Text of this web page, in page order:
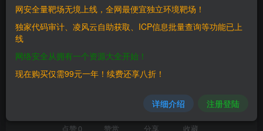
THE END
喜欢就支持一下吧
点赞 0 赞赏 分享 收藏
网安全量靶场无境上线，全网最便宜独立环境靶场！
独家代码审计、凌风云自助获取、ICP信息批量查询等功能已上
线
网络安全从拥有一个资源大全开始！
现在购买仅需99元一年！续费还享八折！
详细介绍 注册登陆